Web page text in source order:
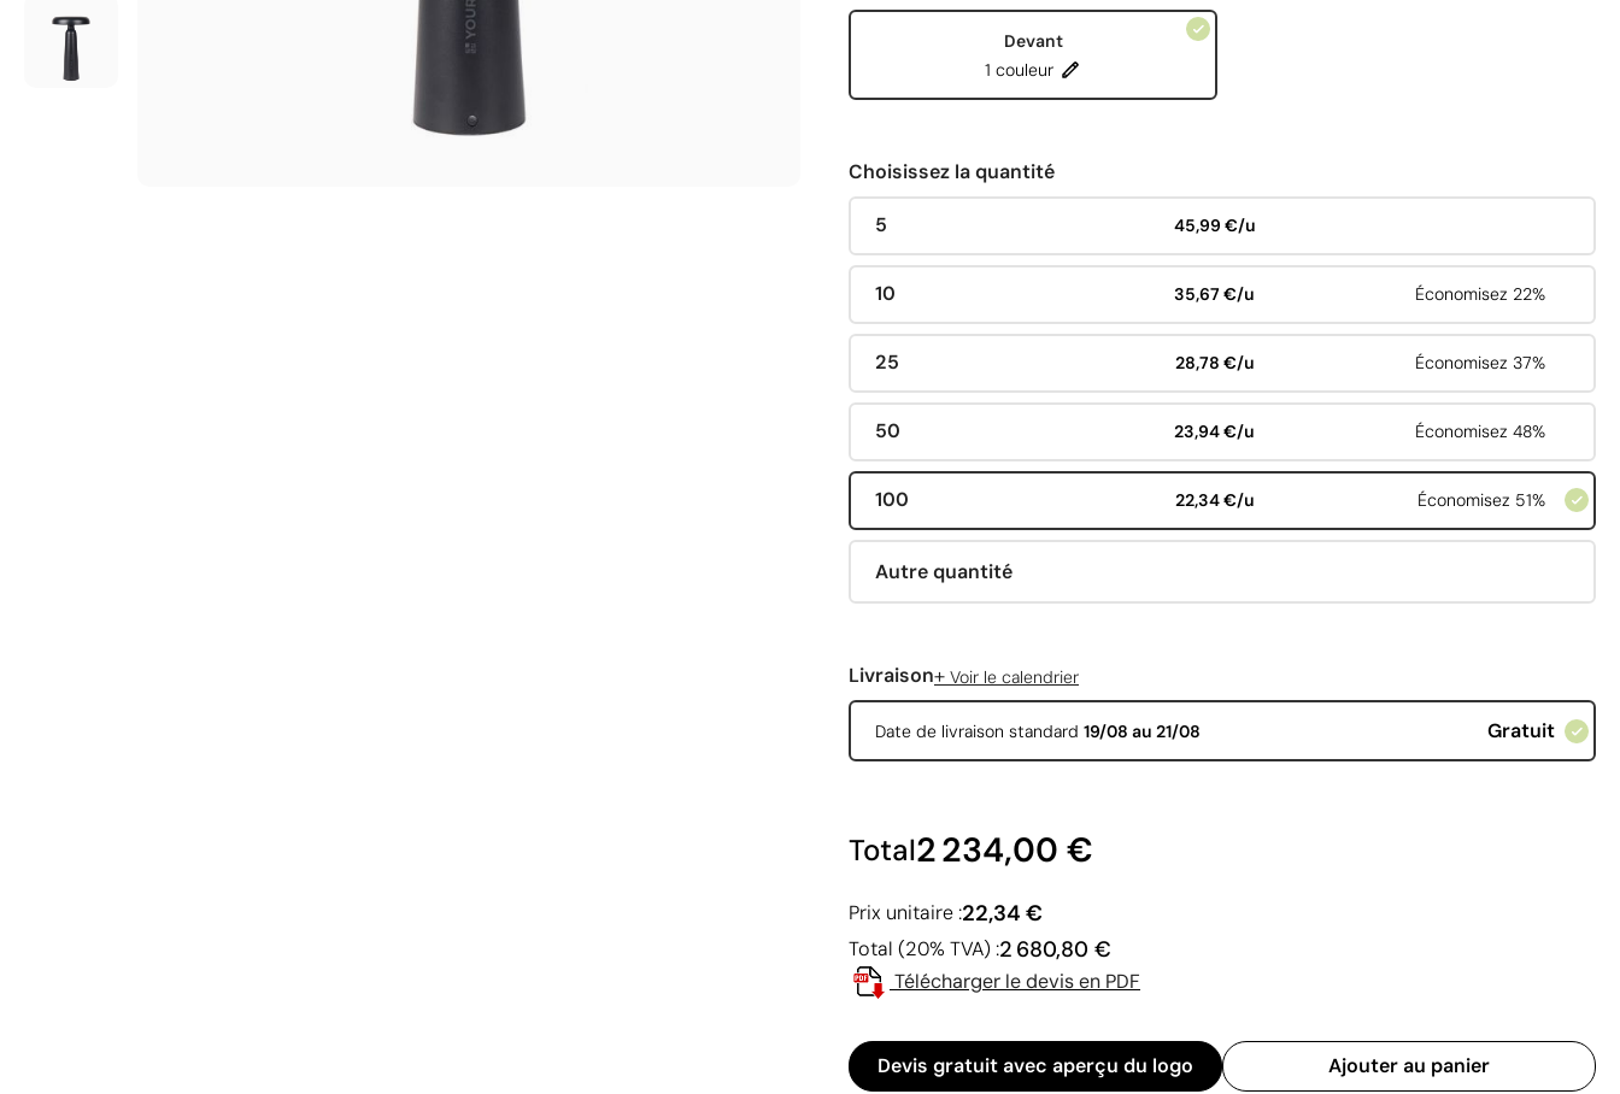
Devant
1 couleur
Choisissez la quantité
5 45,99 €/u
10 35,67 €/u Économisez 22%
25 28,78 €/u Économisez 37%
50 23,94 €/u Économisez 48%
100 22,34 €/u Économisez 51%
Autre quantité
Livraison+ Voir le calendrier
Date de livraison standard 19/08 au 21/08 Gratuit
Total2 234,00 €
Prix unitaire :22,34 €
Total (20% TVA) :2 680,80 €
Télécharger le devis en PDF
Devis gratuit avec aperçu du logo Ajouter au panier